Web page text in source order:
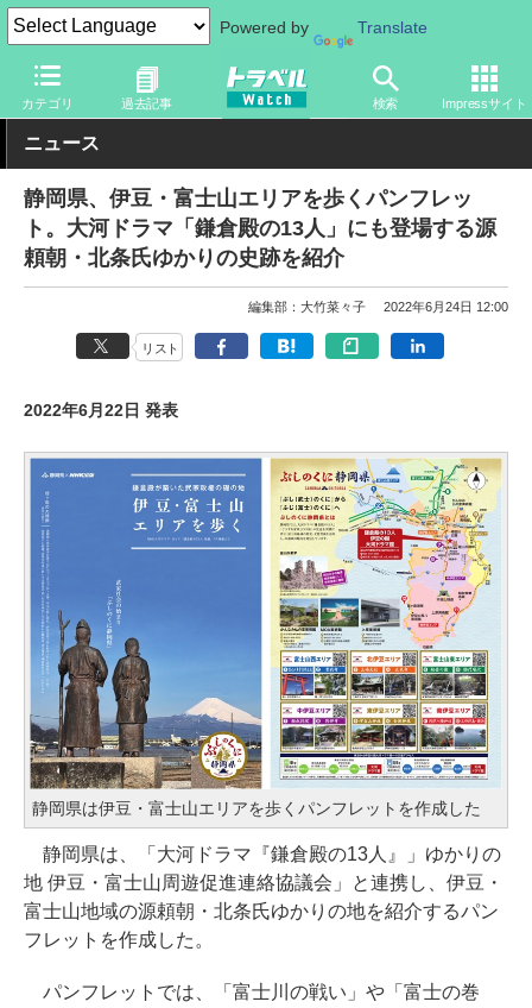
Powered by Translate
カテゴリ 過去記事 検索 Impressサイト
トラベル Watch 地域 国内旅行 中部
ニュース
静岡県、伊豆・富士山エリアを歩くパンフレッ
ト。大河ドラマ「鎌倉殿の13人」にも登場する源
頼朝・北条氏ゆかりの史跡を紹介
編集部：大竹菜々子 2022年6月24日 12:00
リスト
2022年6月22日 発表
静岡県は伊豆・富士山エリアを歩くパンフレットを作成した
静岡県は、「大河ドラマ『鎌倉殿の13人』」ゆかりの
地 伊豆・富士山周遊促進連絡協議会」と連携し、伊豆・
富士山地域の源頼朝・北条氏ゆかりの地を紹介するパン
フレットを作成した。
パンフレットでは、「富士川の戦い」や「富士の巻